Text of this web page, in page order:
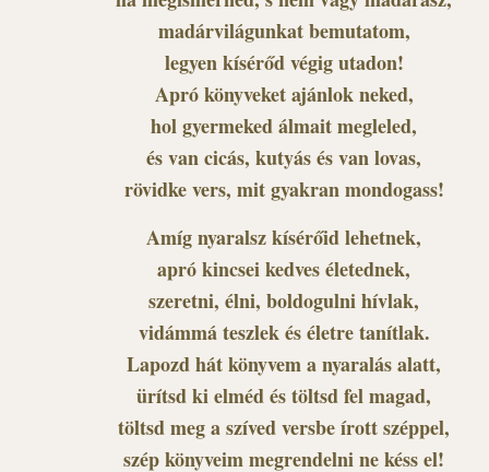
madárvilágunkat bemutatom,
legyen kísérőd végig utadon!
Apró könyveket ajánlok neked,
hol gyermeked álmait megleled,
és van cicás, kutyás és van lovas,
rövidke vers, mit gyakran mondogass!
Amíg nyaralsz kísérőid lehetnek,
apró kincsei kedves életednek,
szeretni, élni, boldogulni hívlak,
vidámmá teszlek és életre tanítlak.
Lapozd hát könyvem a nyaralás alatt,
ürítsd ki elméd és töltsd fel magad,
töltsd meg a szíved versbe írott széppel,
szép könyveim megrendelni ne késs el!